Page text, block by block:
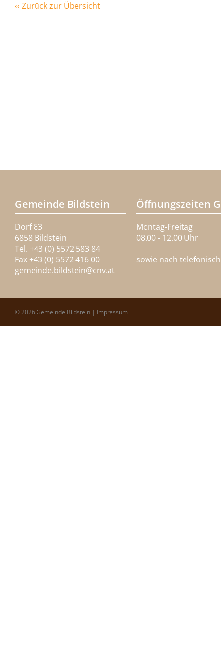
‹‹ Zurück zur Übersicht
Gemeinde Bildstein
Dorf 83
6858 Bildstein
Tel. +43 (0) 5572 583 84
Fax +43 (0) 5572 416 00
gemeinde.bildstein@cnv.at
Öffnungszeiten
Montag-Freitag
08.00 - 12.00 Uhr
sowie nach
© 2026 Gemeinde Bildstein | Impressum